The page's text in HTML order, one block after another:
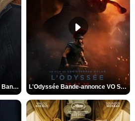
Spider-Man: Brand New Day Bande-annonce VO STFR L'Odyssée Bande-annonce VO STFR